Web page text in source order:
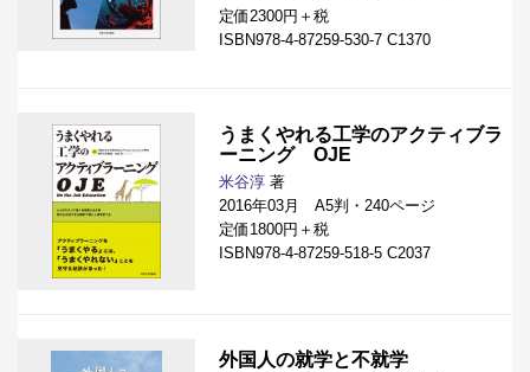
定価2300円＋税
ISBN978-4-87259-530-7 C1370
うまくやれる工学のアクティブラ
ーニング OJE
米谷淳 著
2016年03月 A5判・240ページ
定価1800円＋税
ISBN978-4-87259-518-5 C2037
外国人の就学と不就学